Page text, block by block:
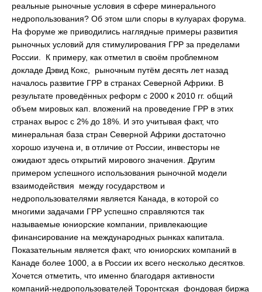
реальные рыночные условия в сфере минерального
недропользования? Об этом шли споры в кулуарах форума.
На форуме же приводились наглядные примеры развития
рыночных условий для стимулирования ГРР за пределами
России. К примеру, как отметил в своём проблемном
докладе Дэвид Кокс, рыночным путём десять лет назад
началось развитие ГРР в странах Северной Африки. В
результате проведённых реформ с 2000 к 2010 гг. общий
объем мировых кап. вложений на проведение ГРР в этих
странах вырос с 2% до 18%. И это учитывая факт, что
минеральная база стран Северной Африки достаточно
хорошо изучена и, в отличие от России, инвесторы не
ожидают здесь открытий мирового значения. Другим
примером успешного использования рыночной модели
взаимодействия между государством и
недропользователями является Канада, в которой со
многими задачами ГРР успешно справляются так
называемые юниорские компании, привлекающие
финансирование на международных рынках капитала.
Показательным является факт, что юниорских компаний в
Канаде более 1000, а в России их всего несколько десятков.
Хочется отметить, что именно благодаря активности
компаний-недропользователей Торонтская фондовая биржа